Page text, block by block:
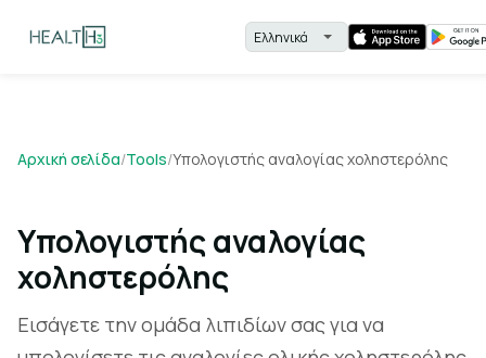
Αρχική σελίδα/Tools/Υπολογιστής αναλογίας χοληστερόλης
Υπολογιστής αναλογίας
χοληστερόλης
Εισάγετε την ομάδα λιπιδίων σας για να